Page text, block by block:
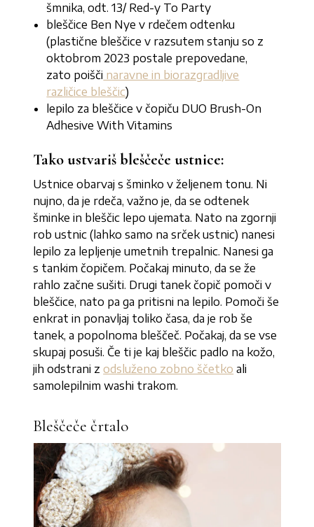
šmnika, odt. 13/ Red-y To Party
bleščice Ben Nye v rdečem odtenku
(plastične bleščice v razsutem stanju so z
oktobrom 2023 postale prepovedane,
zato poišči naravne in biorazgradljive
različice bleščic)
lepilo za bleščice v čopiču DUO Brush-On
Adhesive With Vitamins
Tako ustvariš bleščeče ustnice:
Ustnice obarvaj s šminko v željenem tonu. Ni
nujno, da je rdeča, važno je, da se odtenek
šminke in bleščic lepo ujemata. Nato na zgornji
rob ustnic (lahko samo na srček ustnic) nanesi
lepilo za lepljenje umetnih trepalnic. Nanesi ga
s tankim čopičem. Počakaj minuto, da se že
rahlo začne sušiti. Drugi tanek čopič pomoči v
bleščice, nato pa ga pritisni na lepilo. Pomoči še
enkrat in ponavljaj toliko časa, da je rob še
tanek, a popolnoma bleščeč. Počakaj, da se vse
skupaj posuši. Če ti je kaj bleščic padlo na kožo,
jih odstrani zodsluženo zobno ščetko ali
samolepilnim washi trakom.
Bleščeče črtalo